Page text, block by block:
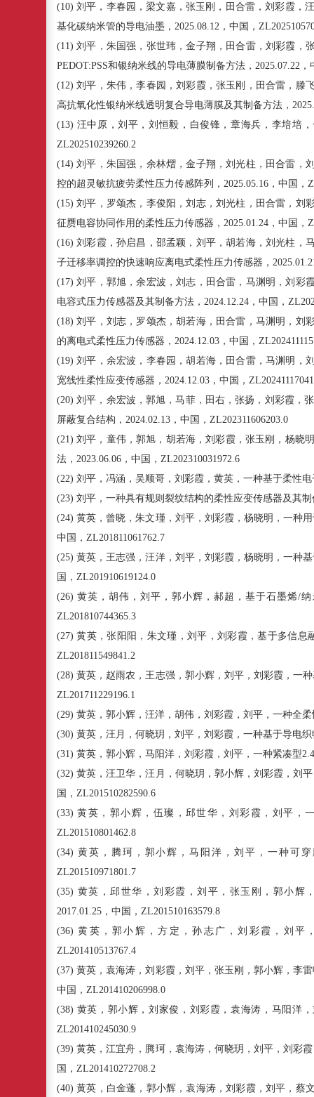
(10)刘平，李春园，梁文嘉，张玉刚，田合雷，刘彩霞，
基化碳纳米管的导电油墨， 2025.08.12 ，中国，
(11)刘平，朱国强，张世玮，金子翔，田合雷，刘彩霞，
PEDOT:PSS和银纳米线的导电薄膜制备方法， 2025.07.22
(12)刘平，朱伟，李春园，刘彩霞，张玉刚，田合雷，滕
高抗氧化性银纳米线透明复合导电薄膜及其制备方法，
(13) 汪中原，刘平，刘恒毅，白俊锋，章海兵，李培培
ZL202510239260.2
(14)刘平，朱国强，余林熠，金子翔，刘光柱，田合雷，
控的超灵敏抗疲劳柔性压力传感阵列， 2025.05.16 ，中国，
(15)刘平，罗颂杰，李俊阳，刘志，刘光柱，田合雷，刘
征赝电容协同作用的柔性压力传感器， 2025.01.24 ，中国，
(16)刘彩霞，孙启昌，邵孟颖，刘平，胡若海，刘光柱，
子迁移率调控的快速响应离电式柔性压力传感器，
(17)刘平，郭旭，余宏波，刘志，田合雷，马渊明，刘彩
电容式压力传感器及其制备方法， 2024.12.24 ，中国，
(18)刘平，刘志，罗颂杰，胡若海，田合雷，马渊明，刘
的离电式柔性压力传感器， 2024.12.03 ，中国，
(19)刘平，余宏波，李春园，胡若海，田合雷，马渊明，
宽线性柔性应变传感器， 2024.12.03 ，中国，
(20)刘平，余宏波，郭旭，马菲，田右，张扬，刘彩霞，
屏蔽复合结构， 2024.02.13 ，中国， ZL202311606203.0
(21)刘平，童伟，郭旭，胡若海，刘彩霞，张玉刚，杨晓
法， 2023.06.06 ，中国， ZL202310031972.6
(22) 刘平，冯涵，吴顺哥，刘彩霞，黄英， 一种基于柔性
(23) 刘平，一种具有规则裂纹结构的柔性应变传感器及其
(24)黄英，曾晓，朱文瑾，刘平，刘彩霞，杨晓明，一种
中国， ZL201811061762.7
(25)黄英，王志强，汪洋，刘平，刘彩霞，杨晓明，一种
国， ZL201910619124.0
(26)黄英，胡伟，刘平，郭小辉，郝超，基于石墨烯/纳
ZL201810744365.3
(27)黄英，张阳阳，朱文瑾，刘平，刘彩霞，基于多信
ZL201811549841.2
(28)黄英，赵雨农，王志强，郭小辉，刘平，刘彩霞，一
ZL201711229196.1
(29) 黄英，郭小辉，汪洋，胡伟，刘彩霞，刘平，一种全
(30) 黄英，汪月，何晓玥，刘平，刘彩霞，一种基于导电
(31) 黄英，郭小辉，马阳洋，刘彩霞，刘平，一种紧凑型
(32)黄英，汪卫华，汪月，何晓玥，郭小辉，刘彩霞，刘
国， ZL201510282590.6
(33)黄英，郭小辉，伍璨，邱世华，刘彩霞，刘平，
ZL201510801462.8
(34) 黄英，腾珂，郭小辉，马阳洋，刘平，一种可
ZL201510971801.7
(35) 黄英，邱世华，刘彩霞，刘平，张玉刚，郭小辉
2017.01.25 ，中国， ZL201510163579.8
(36)黄英，郭小辉，方定，孙志广，刘彩霞，刘平
ZL201410513767.4
(37)黄英，袁海涛，刘彩霞，刘平，张玉刚，郭小辉，李
中国， ZL201410206998.0
(38) 黄英，郭小辉，刘家俊，刘彩霞，袁海涛，马阳洋
ZL201410245030.9
(39)黄英，江宜舟，腾珂，袁海涛，何晓玥，刘平，刘彩
国， ZL201410272708.2
(40)黄英，白金蓬，郭小辉，袁海涛，刘彩霞，刘平，蔡